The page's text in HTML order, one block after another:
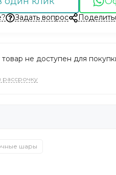
Задать вопрос
не доступен для
рассрочку
шары